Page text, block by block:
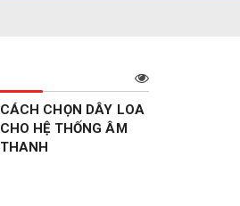
CÁCH CHỌN DÂY LOA
CHO HỆ THỐNG ÂM
THANH